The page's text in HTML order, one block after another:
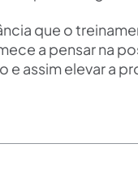
que o
a pensar na
e assim elevar a